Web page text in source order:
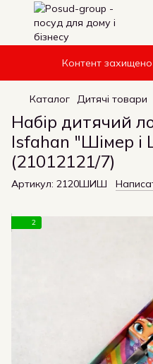
Контент
Каталог Дитячі товари
Набір дитячий
Isfahan "Шімер
(21012121/7)
Артикул: 2120ШИШ
2